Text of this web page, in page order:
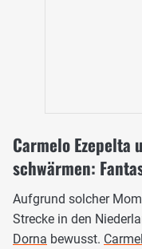
Carmelo Ezepelta
schwärmen:
Aufgrund solcher
Strecke in den
Dorna bewusst.